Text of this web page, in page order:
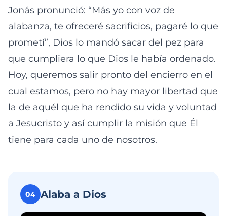
Jonás pronunció: “Más yo con voz de
alabanza, te ofreceré sacrificios, pagaré lo que
prometí”, Dios lo mandó sacar del pez para
que cumpliera lo que Dios le había ordenado.
Hoy, queremos salir pronto del encierro en el
cual estamos, pero no hay mayor libertad que
la de aquél que ha rendido su vida y voluntad
a Jesucristo y así cumplir la misión que Él
tiene para cada uno de nosotros.
04 Alaba a Dios